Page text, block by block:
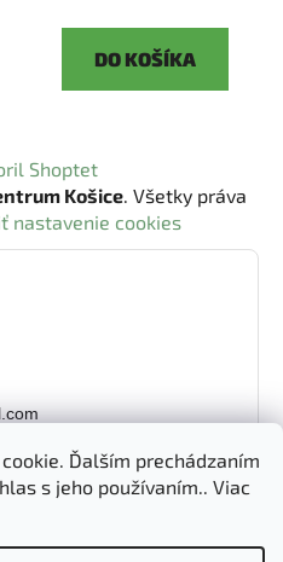
Ďalším prechádzaním
s jeho používaním.. Viac
DO KOŠÍKA
Shoptet
Košice. Všetky práva
nastavenie cookies
10:00 - 18:00 hod.